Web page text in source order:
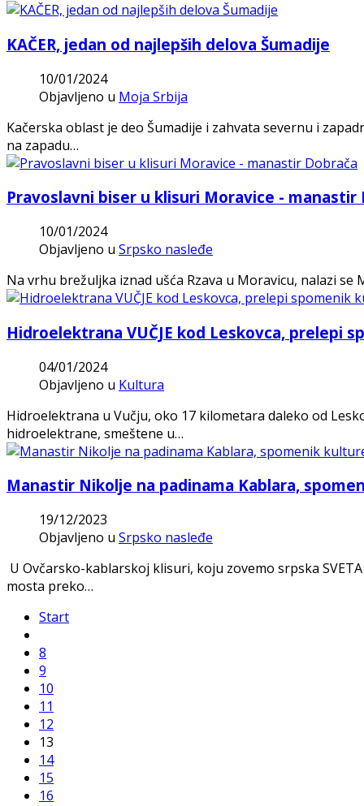
KAČER, jedan od najlepših delova Šumadije
10/01/2024
Objavljeno u Moja Srbija
Kačerska oblast je deo Šumadije i zahvata severnu i
na zapadu…
Pravoslavni biser u klisuri Moravice - manastir
10/01/2024
Objavljeno u Srpsko nasleđe
Na vrhu brežuljka iznad ušća Rzava u Moravicu, nalazi
Hidroelektrana VUČJE kod Leskovca, prelepi
04/01/2024
Objavljeno u Kultura
Hidroelektrana u Vučju, oko 17 kilometara daleko od
hidroelektrane, smeštene u…
Manastir Nikolje na padinama Kablara,
19/12/2023
Objavljeno u Srpsko nasleđe
U Ovčarsko-kablarskoj klisuri, koju zovemo srpska
mosta preko…
Start
8
9
10
11
12
13
14
15
16